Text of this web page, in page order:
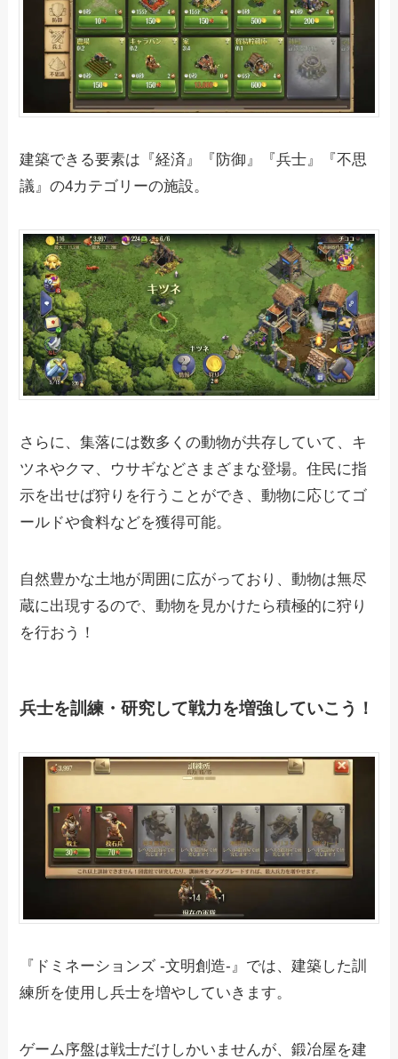
建築できる要素は『経済』『防御』『兵士』『不思
議』の4カテゴリーの施設。
さらに、集落には数多くの動物が共存していて、キ
ツネやクマ、ウサギなどさまざまな登場。住民に指
示を出せば狩りを行うことができ、動物に応じてゴ
ールドや食料などを獲得可能。
自然豊かな土地が周囲に広がっており、動物は無尽
蔵に出現するので、動物を見かけたら積極的に狩り
を行おう！
兵士を訓練・研究して戦力を増強していこう！
『ドミネーションズ -文明創造-』では、建築した訓
練所を使用し兵士を増やしていきます。
ゲーム序盤は戦士だけしかいませんが、鍛冶屋を建